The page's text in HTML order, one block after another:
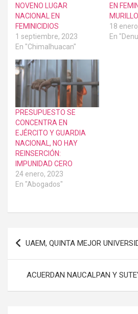
NOVENO LUGAR
NACIONAL EN
FEMINICIDIOS
1 septiembre, 2023
En "Chimalhuacan"
EN
MURILLO
18
En
PRESUPUESTO SE
CONCENTRA EN
EJÉRCITO Y GUARDIA
NACIONAL, NO HAY
REINSERCIÓN:
IMPUNIDAD CERO
24 enero, 2023
En "Abogados"
Navegación
de
entradas
UAEM, QUINTA MEJOR
ACUERDAN NAUCALPAN Y